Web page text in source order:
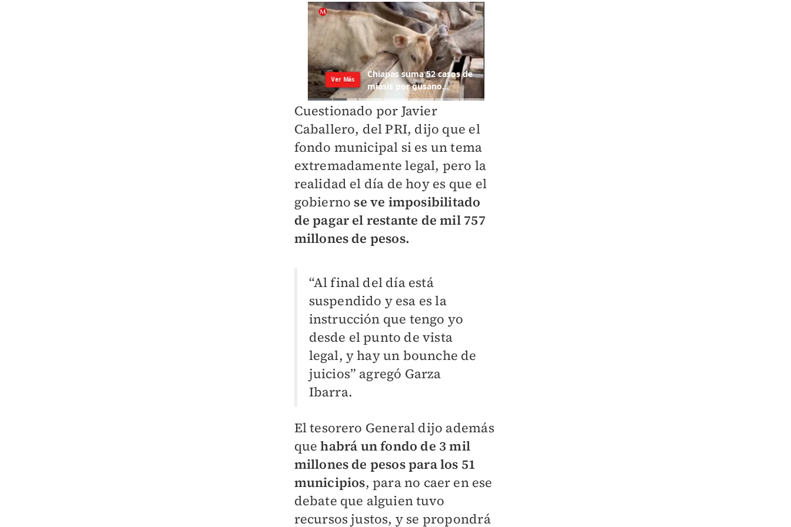
Cuestionado por Javier
Caballero, del PRI, dijo que el
fondo municipal si es un tema
extremadamente legal, pero la
realidad el día de hoy es que el
gobierno se ve imposibilitado
de pagar el restante de mil 757
millones de pesos.
“Al final del día está
suspendido y esa es la
instrucción que tengo yo
desde el punto de vista
legal, y hay un bounche de
juicios” agregó Garza
Ibarra.
El tesorero General dijo además
quehabrá un fondo de 3 mil
millones de pesos para los 51
municipios, para no caer en ese
debate que alguien tuvo
recursos justos, y se propondrá